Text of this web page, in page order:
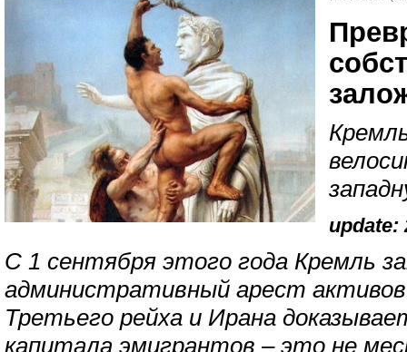
update:
С 1 сентября этого года Кремль
административный арест
Третьего рейха и Ирана
капитала эмигрантов – это не